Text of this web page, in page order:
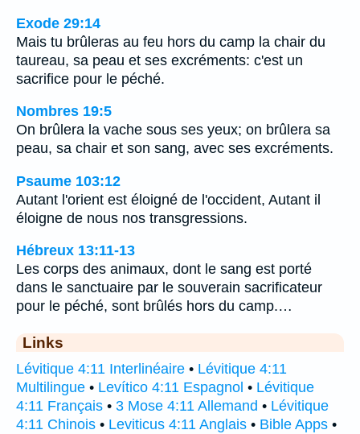
Exode 29:14
Mais tu brûleras au feu hors du camp la chair du
taureau, sa peau et ses excréments: c'est un
sacrifice pour le péché.
Nombres 19:5
On brûlera la vache sous ses yeux; on brûlera sa
peau, sa chair et son sang, avec ses excréments.
Psaume 103:12
Autant l'orient est éloigné de l'occident, Autant il
éloigne de nous nos transgressions.
Hébreux 13:11-13
Les corps des animaux, dont le sang est porté
dans le sanctuaire par le souverain sacrificateur
pour le péché, sont brûlés hors du camp.…
Links
Lévitique 4:11 Interlinéaire • Lévitique 4:11
Multilingue • Levítico 4:11 Espagnol • Lévitique
4:11 Français • 3 Mose 4:11 Allemand • Lévitique
4:11 Chinois • Leviticus 4:11 Anglais • Bible Apps •